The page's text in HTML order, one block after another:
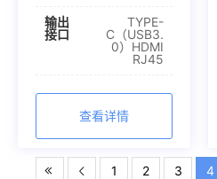
输出
接口
TYPE-
C（USB3.
0）HDMI
RJ45
查看详情
1 2 3 4